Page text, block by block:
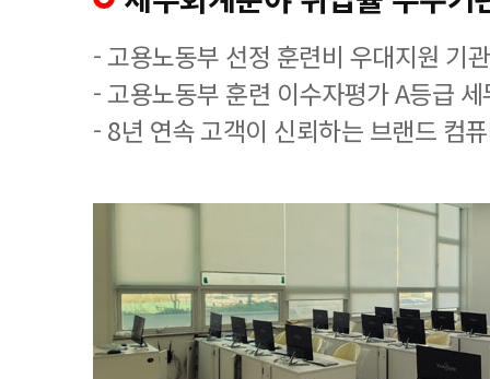
- 고용노동부 선정 훈련비 우대지원 기관
- 고용노동부 훈련 이수자평가 A등급
- 8년 연속 고객이 신뢰하는 브랜드 컴